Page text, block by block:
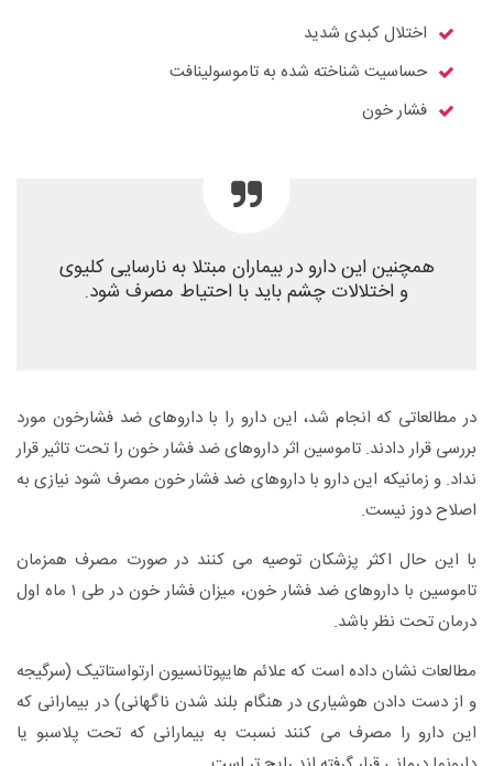
اختلال کبدی شدید
حساسیت شناخته شده به تاموسولینافت
فشار خون
همچنین این دارو در بیماران مبتلا به نارسایی کلیوی
و اختلالات چشم باید با احتیاط مصرف شود.
در مطالعاتی که انجام شد، این دارو را با داروهای ضد فشارخون مورد
بررسی قرار دادند. تاموسین اثر داروهای ضد فشار خون را تحت تاثیر قرار
نداد. و زمانیکه این دارو با داروهای ضد فشار خون مصرف شود نیازی به
اصلاح دوز نیست.
با این حال اکثر پزشکان توصیه می کنند در صورت مصرف همزمان
تاموسین با داروهای ضد فشار خون، میزان فشار خون در طی ۱ ماه اول
درمان تحت نظر باشد.
مطالعات نشان داده است که علائم هایپوتانسیون ارتواستاتیک (سرگیجه
و از دست دادن هوشیاری در هنگام بلند شدن ناگهانی) در بیمارانی که
این دارو را مصرف می کنند نسبت به بیمارانی که تحت پلاسبو یا